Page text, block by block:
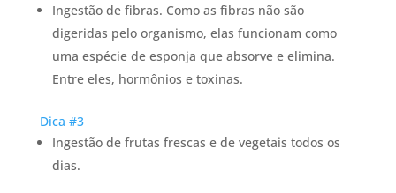
Ingestão de fibras. Como as fibras não são
digeridas pelo organismo, elas funcionam como
uma espécie de esponja que absorve e elimina.
Entre eles, hormônios e toxinas.
Dica #3
Ingestão de frutas frescas e de vegetais todos os
dias.